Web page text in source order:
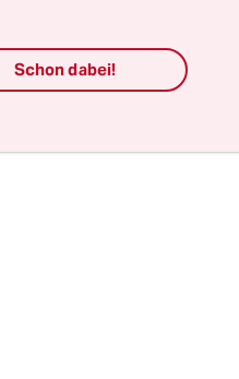
Schon dabei!